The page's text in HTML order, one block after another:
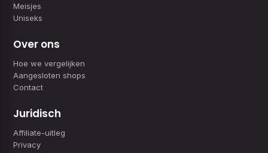
Meisjes
Uniseks
Over ons
Hoe we vergelijken
Aangesloten shops
Contact
Juridisch
Affiliate-uitleg
Privacy